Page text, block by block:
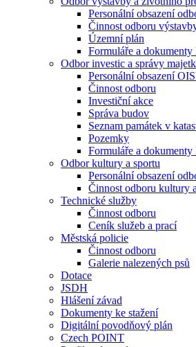
Personální obsazení
Činnost odboru
Územní plán
Formuláře a dokumenty
Odbor investic a správy
Personální obsazení
Činnost odboru
Investiční akce
Správa budov
Seznam památek v
Pozemky
Formuláře a dokumenty
Odbor kultury a sportu
Personální obsazení
Činnost odboru kultury
Technické služby
Činnost odboru
Ceník služeb a prací
Městská policie
Činnost odboru
Galerie nalezených psů
Dotace
JSDH
Hlášení závad
Dokumenty ke stažení
Digitální povodňový plán
Czech POINT